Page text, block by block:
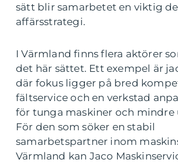
sätt blir samarbetet en viktig
affärsstrategi.
I Värmland finns flera aktörer
det här sättet. Ett exempel är
där fokus ligger på bred
fältservice och en verkstad
för tunga maskiner och mindre
För den som söker en stabil
samarbetspartner inom
Värmland kan Jaco